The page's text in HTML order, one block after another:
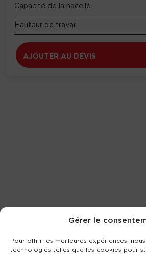
Gérer le
Pour offrir les meilleures expériences,
technologies telles que les cookies pour
Capacité de la nacelle
Hauteur de travail
AJOUTER AU DEVIS